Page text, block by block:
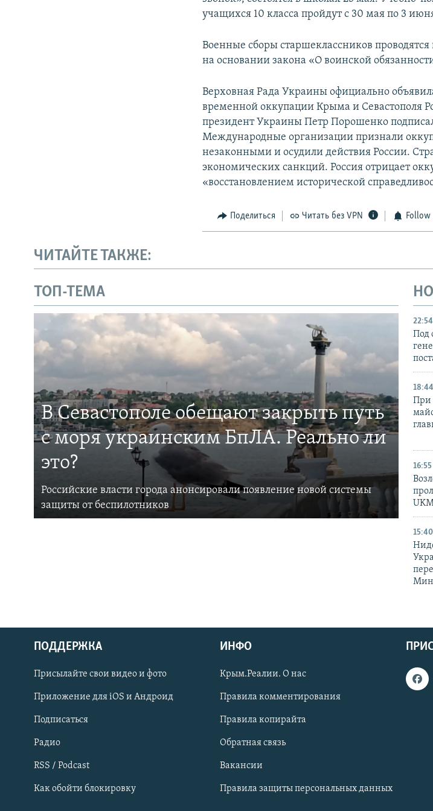
Українською
Qırımtatar
ПРИСОЕДИНЯЙТЕСЬ!
учащихся 10 класса пройдут с 30 мая по 3
Военные сборы старшеклассников
на основании закона «О воинской
Верховная Рада Украины официально
временной оккупации Крыма и Севастополя
президент Украины Петр Порошенко
Международные организации признали
незаконными и осудили действия России.
экономических санкций. Россия отрицает
«восстановлением исторической
Поделиться Читать без VPN Follow
ЧИТАЙТЕ ТАКЖЕ:
ТОП-ТЕМА
В Севастополе обещают закрыть путь
с моря украинским БпЛА. Реально ли
это?
Российские власти города анонсировали появление новой системы
защиты от беспилотников
22:54
Под
18:44
При
16:55
15:40
ПОДДЕРЖКА
Присылайте свои видео и фото
Приложение для iOS и Андроид
Подписаться
Радио
RSS / Podcast
Как обойти блокировку
ИНФО
Крым.Реалии. О нас
Правила комментирования
Правила копирайта
Обратная связь
Вакансии
Правила защиты персональных данных